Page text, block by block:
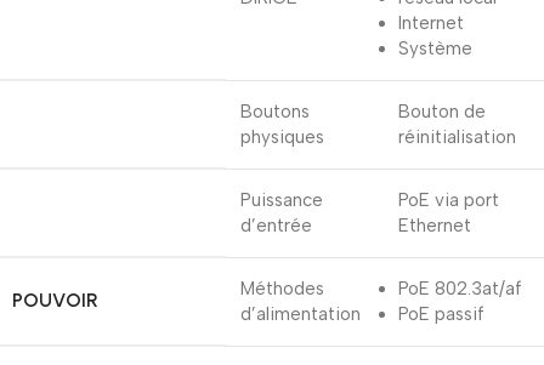
Internet
Système
Boutons
physiques
Bouton de
réinitialisation
Puissance
d’entrée
PoE via port
Ethernet
POUVOIR
Méthodes
d’alimentation
PoE 802.3at/af
PoE passif